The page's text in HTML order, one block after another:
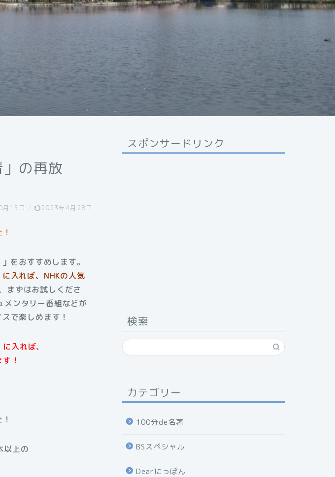
の再放
15日 / 2023年4月28日
をおすすめします。
入れば、NHKの人気
まずはお試しくださ
メンタリー番組などが
で楽しめます！
入れば、
！
以上の
スポンサードリンク
検索
カテゴリー
100分de名著
BSスペシャル
Dearにっぽん